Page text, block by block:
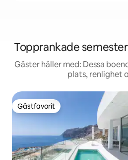
Topprankade
Gäster håller med: Dessa
plats, renlighet
Gästfavorit
Gästfavorit